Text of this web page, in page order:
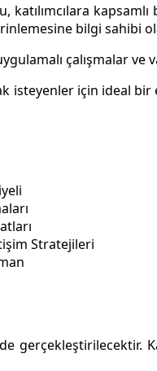
bilgi sahibi
çalışmalar ve
isteyenler için ideal
Stratejileri
gerçekleştirilecektir.